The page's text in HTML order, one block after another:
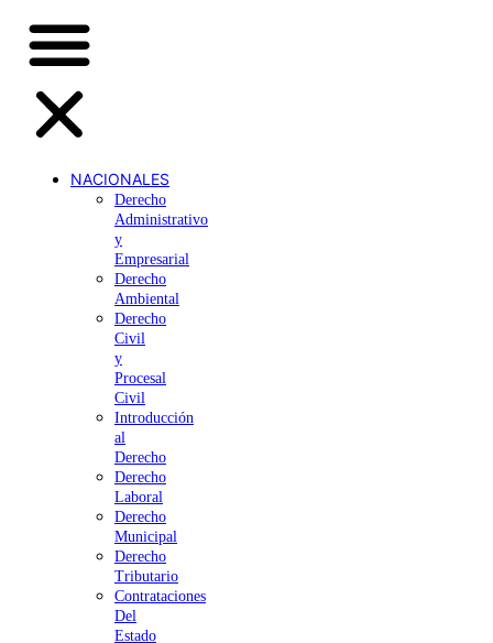
NACIONALES
Derecho
Administrativo
y
Empresarial
Derecho
Ambiental
Derecho
Civil
y
Procesal
Civil
Introducción
al
Derecho
Derecho
Laboral
Derecho
Municipal
Derecho
Tributario
Contrataciones
Del
Estado